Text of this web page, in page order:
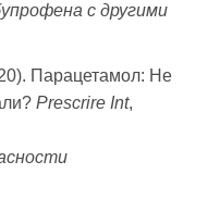
с другими
Парацетамол: Не
Prescrire Int,